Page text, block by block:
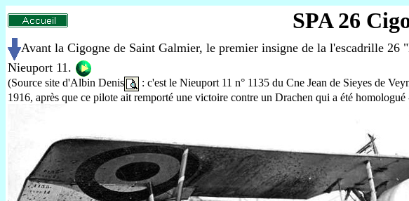
SPA 26
Avant la Cigogne de Saint Galmier, le premier insigne de la l'escadrille 26
Nieuport 11.
(Source site d'Albin Denis
: c'est le Nieuport 11 n° 1135 du Cne Jean de Sieyes de
1916, après que ce pilote ait remporté une victoire contre un Drachen qui a été